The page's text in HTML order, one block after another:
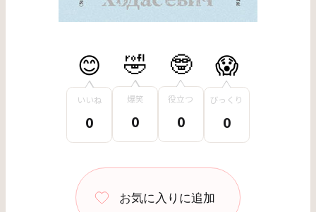
😊
いいね
0
🤣
爆笑
0
🤓
役立つ
0
😱
びっくり
0
お気に入り